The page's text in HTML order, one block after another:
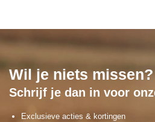
Wil je niets missen?
Schrijf je dan in voor
Exclusieve acties & kortingen